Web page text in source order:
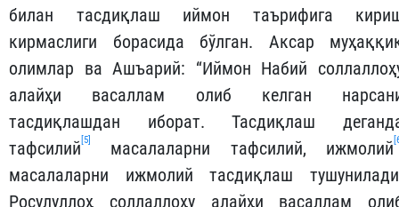
билан тасдиқлаш иймон таърифига
кирмаслиги борасида бўлган. Аксар
олимлар ва Ашъарий: “Иймон Набий
алайҳи васаллам олиб келган
тасдиқлашдан иборат. Тасдиқлаш
тафсилий[5] масалаларни тафсилий, ижмолий
масалаларни ижмолий тасдиқлаш
Росулуллоҳ соллаллоҳу алайҳи васаллам